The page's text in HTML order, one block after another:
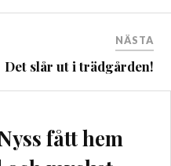
NÄSTA
Det slår ut i trädgården!
fått hem